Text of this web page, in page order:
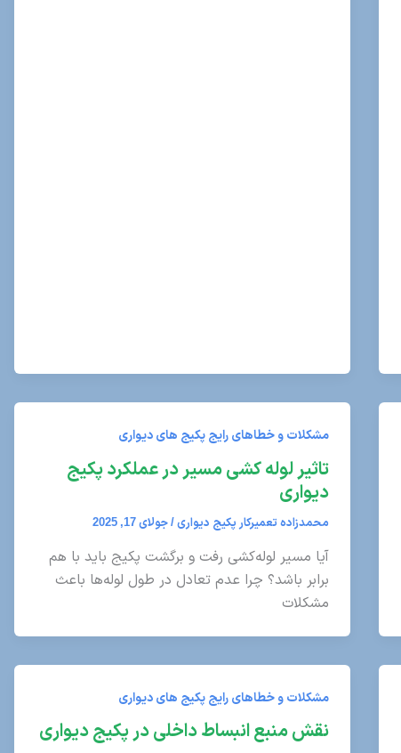
مشکلات و خطاهای رایج پکیج های دیواری
تاثیر لوله کشی مسیر در عملکرد پکیج
دیواری
محمدزاده تعمیرکار پکیج دیواری/جولای 17, 2025
آیا مسیر لوله‌کشی رفت و برگشت پکیج باید با هم
برابر باشد؟ چرا عدم تعادل در طول لوله‌ها باعث
مشکلات
مشکلات و خطاهای رایج پکیج های دیواری
نقش منبع انبساط داخلی در پکیج دیواری